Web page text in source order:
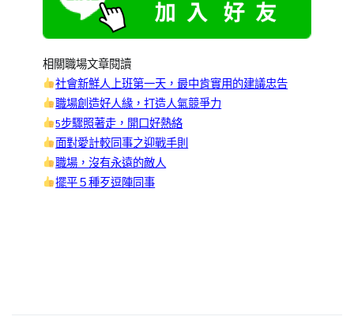
相關職場文章閱讀
社會新鮮人上班第一天，最中肯實用的建議忠告
職場創造好人緣，打造人氣競爭力
5步驟照著走，開口好熱絡
面對愛計較同事之迎戰手則
職場，沒有永遠的敵人
擺平５種歹逗陣同事